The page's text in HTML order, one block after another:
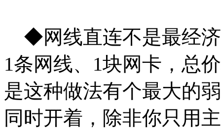
◆网线直连不是最经济
1条网线、1块网卡，总
是这种做法有个最大的
同时开着，除非你只用